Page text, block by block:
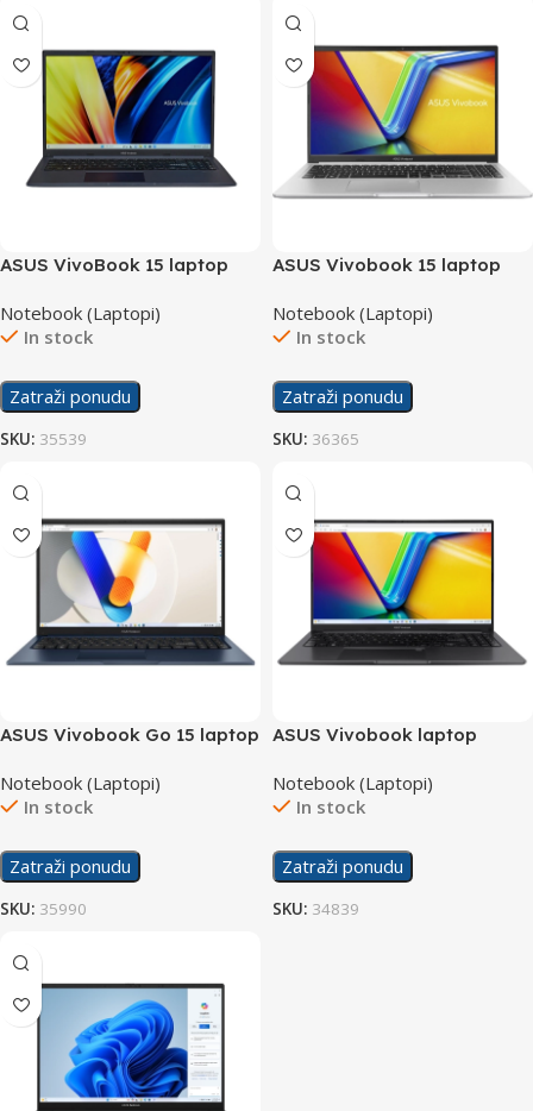
ASUS VivoBook 15 laptop
Notebook (Laptopi)
In stock
Zatraži ponudu
SKU: 35539
ASUS Vivobook 15 laptop
Notebook (Laptopi)
In stock
Zatraži ponudu
SKU: 36365
ASUS Vivobook Go 15 laptop
Notebook (Laptopi)
In stock
Zatraži ponudu
SKU: 35990
ASUS Vivobook laptop
Notebook (Laptopi)
In stock
Zatraži ponudu
SKU: 34839